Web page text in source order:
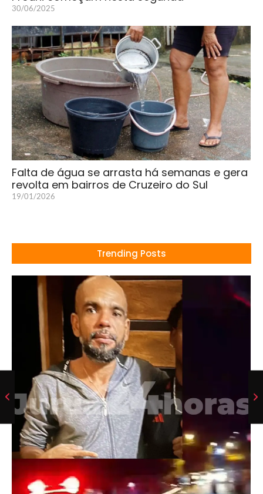
30/06/2025
Falta de água se arrasta há semanas e gera
revolta em bairros de Cruzeiro do Sul
19/01/2026
Trending Posts